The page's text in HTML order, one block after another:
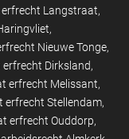
Langstraat
Nieuwe Tonge
Dirksland
erfrecht Melissant
erfrecht Stellendam
erfrecht Ouddorp